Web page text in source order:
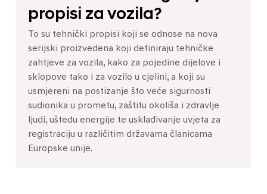
propisi za vozila?
To su tehnički propisi koji se odnose na nova
serijski proizvedena koji definiraju tehničke
zahtjeve za vozila, kako za pojedine dijelove i
sklopove tako i za vozilo u cjelini, a koji su
usmjereni na postizanje što veće sigurnosti
sudionika u prometu, zaštitu okoliša i zdravlje
ljudi, uštedu energije te usklađivanje uvjeta za
registraciju u različitim državama članicama
Europske unije.